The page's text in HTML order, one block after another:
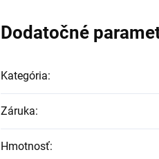
Dodatočné
Kategória:
Záruka:
Hmotnosť: